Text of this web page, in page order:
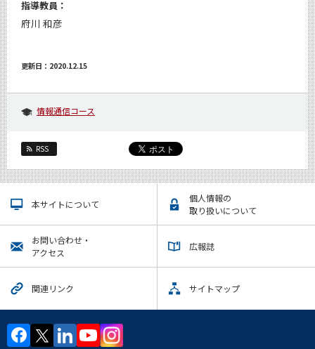
指導教員：
府川 和彦
更新日：2020.12.15
情報通信コース
RSS
本サイトについて
個人情報の
取り扱いについて
お問い合わせ・
アクセス
広報誌
関連リンク サイトマップ